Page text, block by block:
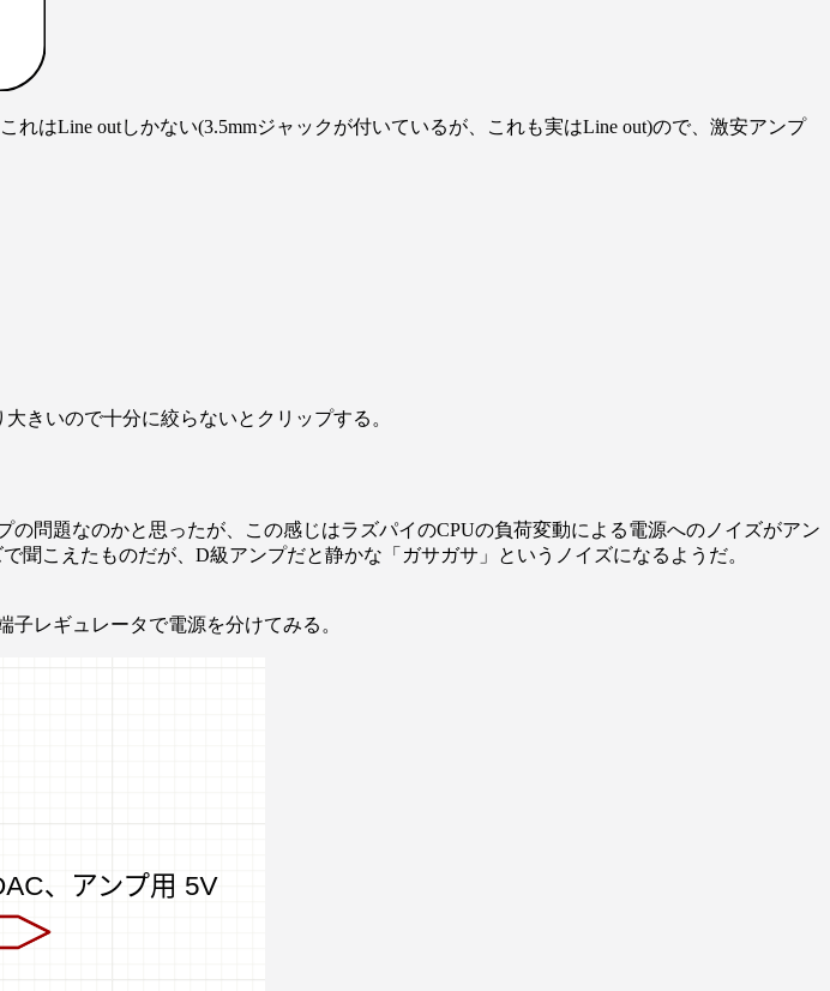
れはLine outしかない(3.5mmジャックが付いているが、これも実はLine out)ので、激安アンプ
きいので十分に絞らないとクリップする。
問題なのかと思ったが、この感じはラズパイのCPUの負荷変動による電源へのノイズがアン
こえたものだが、D級アンプだと静かな「ガサガサ」というノイズになるようだ。
レギュレータで電源を分けてみる。